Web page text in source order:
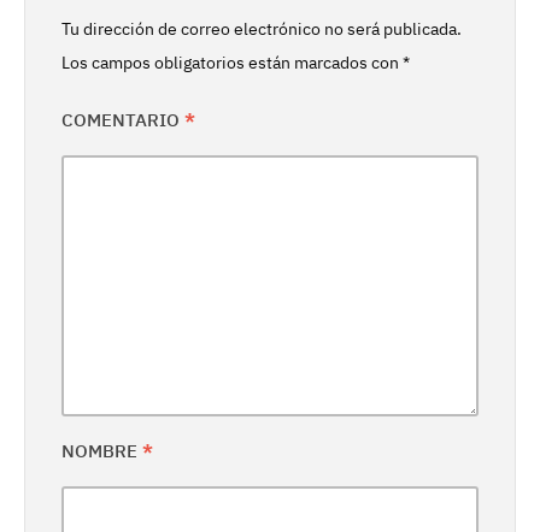
Tu dirección de correo electrónico no será publicada.
Los campos obligatorios están marcados con *
COMENTARIO *
NOMBRE *